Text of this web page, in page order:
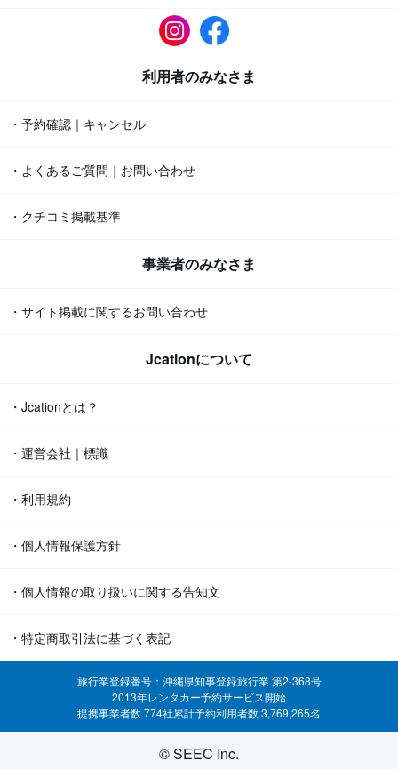
利用者のみなさま
・予約確認｜キャンセル
・よくあるご質問｜お問い合わせ
・クチコミ掲載基準
事業者のみなさま
・サイト掲載に関するお問い合わせ
Jcationについて
・Jcationとは？
・運営会社｜標識
・利用規約
・個人情報保護方針
・個人情報の取り扱いに関する告知文
・特定商取引法に基づく表記
旅行業登録番号：沖縄県知事登録旅行業 第2-368号
2013年レンタカー予約サービス開始
提携事業者数 774社累計予約利用者数 3,769,265名
© SEEC Inc.